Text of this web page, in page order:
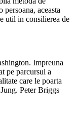
aceasta
util in consilierea de
Impreuna
pe parcursul a
care le poarta
Peter Briggs